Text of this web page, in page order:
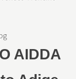
AIDDA